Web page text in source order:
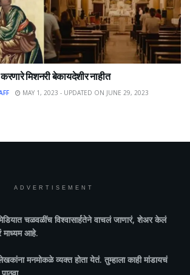
करणारे मिशनरी बेकायदेशीर नाहीत
MAY 1, 2023 - UPDATED ON JUNE 29, 2023
ADVERTISEMENT
चळवळींच विश्वासार्हतेने वाचलं जाणारं, शेअर केलं
माध्यम आहे.
मनमोकळे व्यक्त होता येतं. तुम्हाला काही मांडायचं